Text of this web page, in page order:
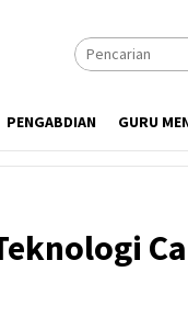
PENGABDIAN GURU